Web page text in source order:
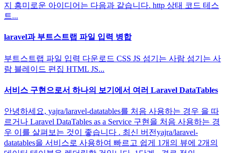
지 흥미로운 아이디어는 다음과 같습니다. http 상태 코드 테스
트...
laravel과 부트스트랩 파일 입력 병합
부트스트랩 파일 입력 다운로드 CSS JS 섬기는 사람 섬기는 사
람 블레이드 편집 HTML JS...
서비스 구현으로서 하나의 보기에서 여러 Laravel DataTables
안녕하세요, yajra/laravel-datatables를 처음 사용하는 경우 을 따
르거나 Laravel DataTables as a Service 구현을 처음 사용하는 경
우 이를 살펴보는 것이 좋습니다 . 최신 버전yajra/laravel-
datatables을 서비스로 사용하여 빠르고 쉽게 1개의 뷰에 2개의